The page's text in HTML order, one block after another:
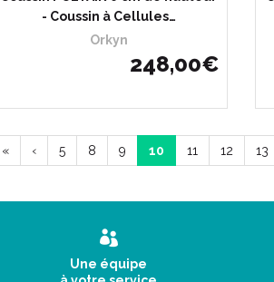
- Coussin à Cellules…
Orkyn
248,00€
« ‹ 5 8 9 10 11 12 13
Une équipe